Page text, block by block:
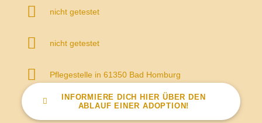
nicht getestet
nicht getestet
Pflegestelle in 61350 Bad Homburg
INFORMIERE DICH HIER ÜBER DEN
ABLAUF EINER ADOPTION!